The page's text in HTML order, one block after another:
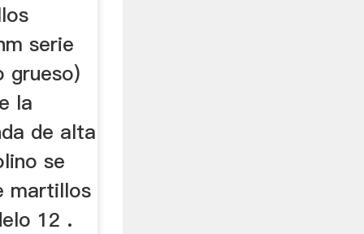
serie
grueso)
la
de alta
se
martillos
12 .